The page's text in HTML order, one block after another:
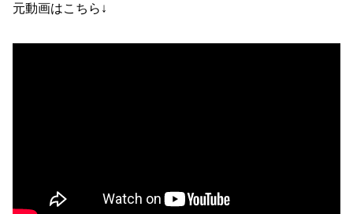
元動画はこちら↓